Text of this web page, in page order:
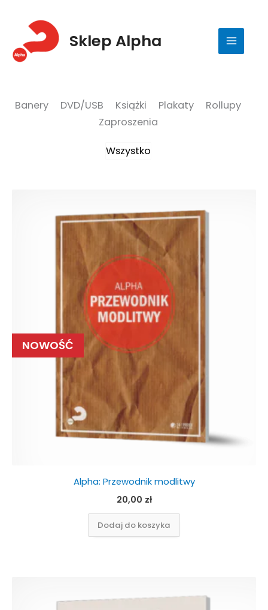
treści
Sklep Alpha
Banery DVD/USB Książki Plakaty
Rollupy
Zaproszenia
Wszystko
NOWOŚĆ
Alpha: Przewodnik modlitwy
20,00 zł
Dodaj do koszyka